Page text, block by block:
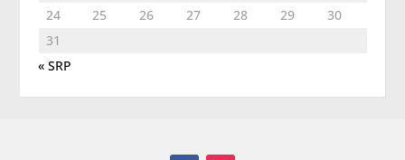
24
25 26 27 28 29
30
31
« SRP